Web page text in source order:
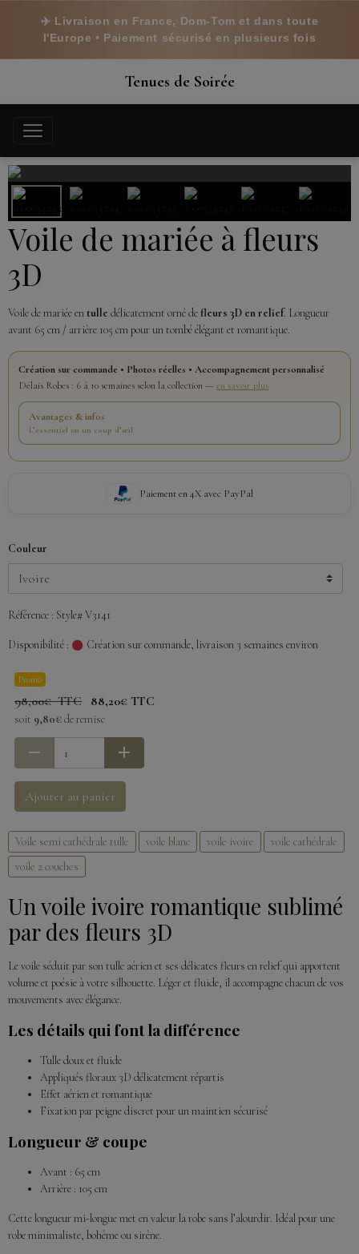
✈️ Livraison en France, Dom-Tom et dans toute
l'Europe • Paiement sécurisé en plusieurs fois
Tenues de Soirée
Voile de mariée à fleurs
3D
Voile de mariée en tulle délicatement orné de fleurs 3D en relief. Longueur
avant 65 cm / arrière 105 cm pour un tombé élégant et romantique.
Création sur commande • Photos réelles • Accompagnement personnalisé
Délais Robes : 6 à 10 semaines selon la collection — en savoir plus
Avantages & infos
L’essentiel en un coup d’œil
Paiement en 4X avec PayPal
Couleur
Référence : Style# V3141
Disponibilité : Création sur commande, livraison 3 semaines environ
Promo
98,00€ TTC 88,20€ TTC
soit 9,80€de remise
Ajouter au panier
Voile semi cathédrale tulle voile blanc voile ivoire
voile cathédrale
voile 2 couches
Un voile ivoire romantique sublimé
par des fleurs 3D
Le voile séduit par son tulle aérien et ses délicates fleurs en relief qui apportent
volume et poésie à votre silhouette. Léger et fluide, il accompagne chacun de vos
mouvements avec élégance.
Les détails qui font la différence
Tulle doux et fluide
Appliqués floraux 3D délicatement répartis
Effet aérien et romantique
Fixation par peigne discret pour un maintien sécurisé
Longueur & coupe
Avant : 65 cm
Arrière : 105 cm
Cette longueur mi-longue met en valeur la robe sans l’alourdir. Idéal pour une
robe minimaliste, bohème ou sirène.